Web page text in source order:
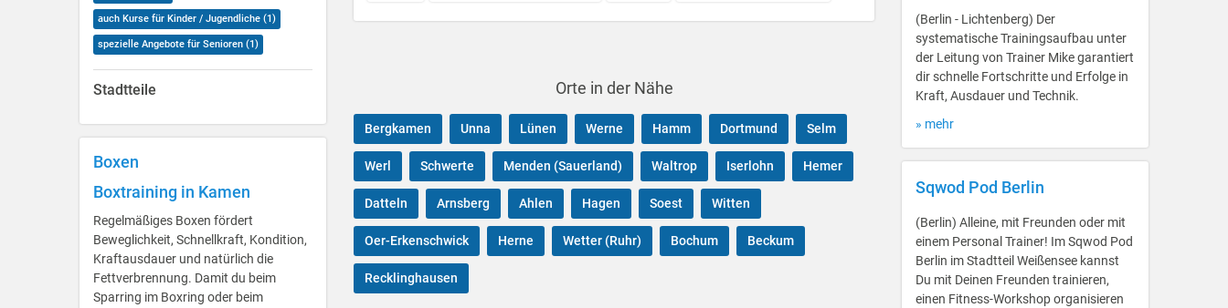
auch Kurse für Kinder / Jugendliche (1)
spezielle Angebote für Senioren (1)
Stadtteile
Boxen
Boxtraining in Kamen
Regelmäßiges Boxen fördert
Beweglichkeit, Schnellkraft, Kondition,
Kraftausdauer und natürlich die
Fettverbrennung. Damit du beim
Sparring im Boxring oder beim
Orte in der Nähe
Bergkamen Unna Lünen Werne Hamm Dortmund Selm
Werl Schwerte Menden (Sauerland) Waltrop Iserlohn Hemer
Datteln Arnsberg Ahlen Hagen Soest Witten
Oer-Erkenschwick Herne Wetter (Ruhr) Bochum Beckum
Recklinghausen
(Berlin - Lichtenberg) Der
systematische Trainingsaufbau unter
der Leitung von Trainer Mike garantiert
dir schnelle Fortschritte und Erfolge in
Kraft, Ausdauer und Technik.
» mehr
Sqwod Pod Berlin
(Berlin) Alleine, mit Freunden oder mit
einem Personal Trainer! Im Sqwod Pod
Berlin im Stadtteil Weißensee kannst
Du mit Deinen Freunden trainieren,
einen Fitness-Workshop organisieren